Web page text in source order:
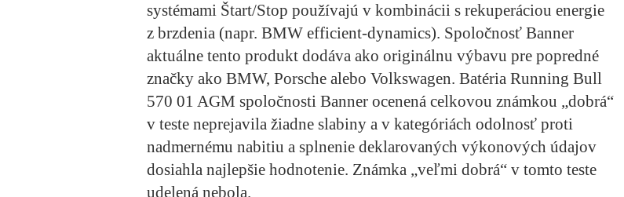
systémami Štart/Stop používajú v kombinácii s rekuperáciou energie
z brzdenia (napr. BMW efficient-dynamics). Spoločnosť Banner
aktuálne tento produkt dodáva ako originálnu výbavu pre popredné
značky ako BMW, Porsche alebo Volkswagen. Batéria Running Bull
570 01 AGM spoločnosti Banner ocenená celkovou známkou „dobrá“
v teste neprejavila žiadne slabiny a v kategóriách odolnosť proti
nadmernému nabitiu a splnenie deklarovaných výkonových údajov
dosiahla najlepšie hodnotenie. Známka „veľmi dobrá“ v tomto teste
udelená nebola.